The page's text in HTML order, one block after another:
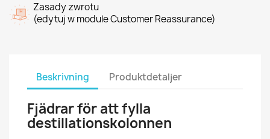
Zasady zwrotu
(edytuj w module Customer Reassurance)
Beskrivning Produktdetaljer
Fjädrar för att fylla
destillationskolonnen